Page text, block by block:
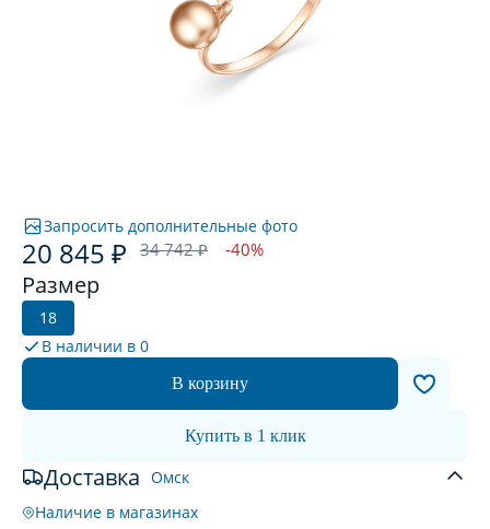
Запросить дополнительные фото
20 845 ₽ 34 742 ₽ -40%
Размер
18
В наличии в 0
В корзину
Купить в 1 клик
Доставка Омск
Наличие в магазинах